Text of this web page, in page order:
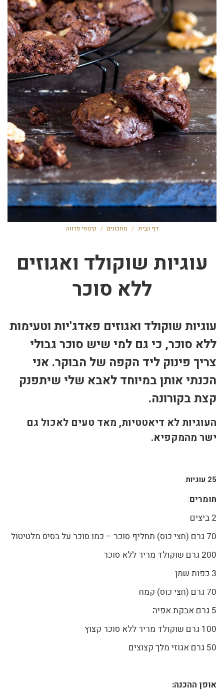
דף הבית / מתכונים / קינוחי פרווה
עוגיות שוקולד ואגוזים
ללא סוכר
עוגיות שוקולד ואגוזים פאדג'יות וטעימות
ללא סוכר, כי גם למי שיש סוכר גבולי
צריך פינוק ליד הקפה של הבוקר. אני
הכנתי אותן במיוחד לאבא שלי שיתפנק
קצת בקורונה.
העוגיות לא דיאטטיות, מאד טעים לאכול גם
ישר מהמקפיא.
25 עוגיות
חומרים:
2 ביצים
70 גרם (חצי כוס) תחליף סוכר – כמו סוכר על בסיס מלטיטול
200 גרם שוקולד מריר ללא סוכר
3 כפות שמן
70 גרם (חצי כוס) קמח
5 גרם אבקת אפיה
100 גרם שוקולד מריר ללא סוכר קצוץ
50 גרם אגוזי מלך קצוצים
אופן ההכנה: